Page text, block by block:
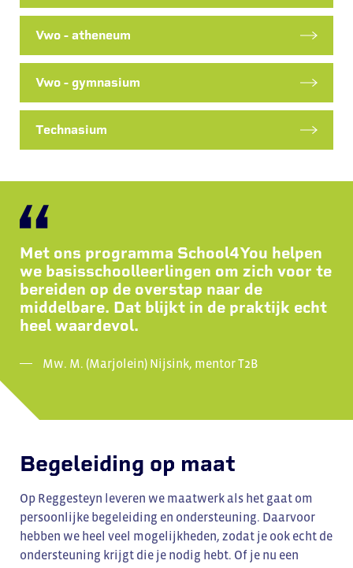
Vwo - atheneum
Vwo - gymnasium
Technasium
Met ons programma School4You helpen
we basisschoolleerlingen om zich voor te
bereiden op de overstap naar de
middelbare. Dat blijkt in de praktijk echt
heel waardevol.
Mw. M. (Marjolein) Nijsink, mentor T2B
Begeleiding op maat
Op Reggesteyn leveren we maatwerk als het gaat om
persoonlijke begeleiding en ondersteuning. Daarvoor
hebben we heel veel mogelijkheden, zodat je ook echt de
ondersteuning krijgt die je nodig hebt. Of je nu een